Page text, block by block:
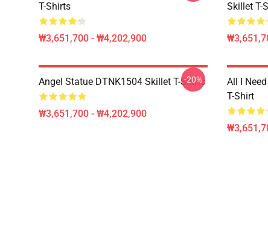
T-Shirts
₩3,651,700 - ₩4,202,900
Skillet T-
Angel Statue DTNK1504 Skillet T-Shirts
₩3,651,700 - ₩4,202,900
-20%
All I
T-Shirt